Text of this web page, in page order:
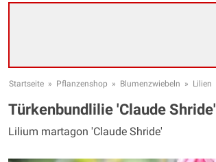
Startseite » Pflanzenshop » Blumenzwiebeln » Lilien
Türkenbundlilie 'Claude Shride'
Lilium martagon 'Claude Shride'